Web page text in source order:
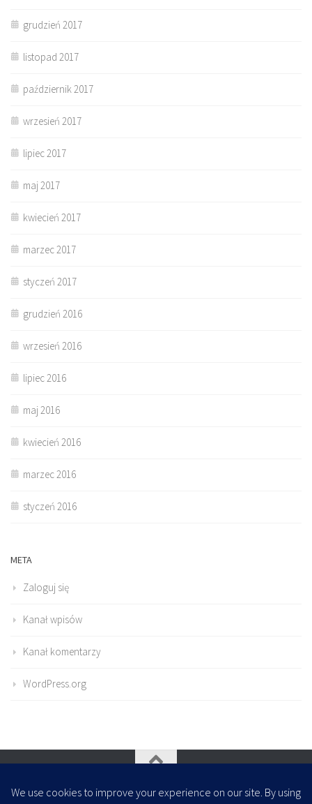
grudzień 2017
listopad 2017
październik 2017
wrzesień 2017
lipiec 2017
maj 2017
kwiecień 2017
marzec 2017
styczeń 2017
grudzień 2016
wrzesień 2016
lipiec 2016
maj 2016
kwiecień 2016
marzec 2016
styczeń 2016
META
Zaloguj się
Kanał wpisów
Kanał komentarzy
WordPress.org